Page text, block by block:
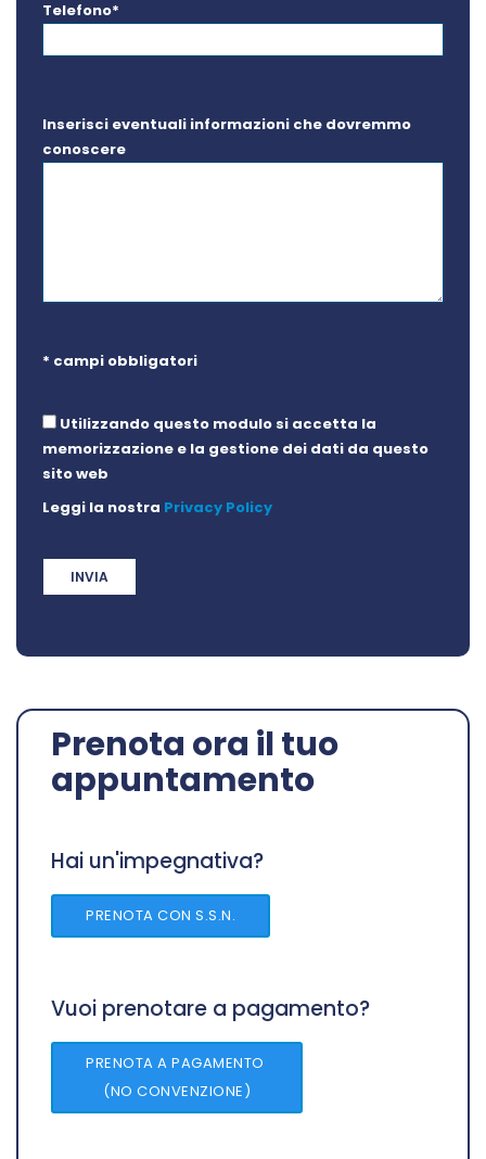
Telefono*
Inserisci eventuali informazioni che dovremmo
conoscere
* campi obbligatori
Utilizzando questo modulo si accetta la
memorizzazione e la gestione dei dati da questo
sito web
Leggi la nostra Privacy Policy
Prenota ora il tuo
appuntamento
Hai un'impegnativa?
PRENOTA CON S.S.N.
Vuoi prenotare a pagamento?
PRENOTA A PAGAMENTO
(NO CONVENZIONE)